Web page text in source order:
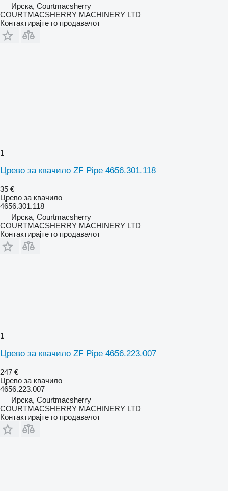
Ирска, Courtmacsherry
COURTMACSHERRY MACHINERY LTD
Контактирајте го продавачот
1
Црево за квачило ZF Pipe 4656.301.118
35 €
Црево за квачило
4656.301.118
Ирска, Courtmacsherry
COURTMACSHERRY MACHINERY LTD
Контактирајте го продавачот
1
Црево за квачило ZF Pipe 4656.223.007
247 €
Црево за квачило
4656.223.007
Ирска, Courtmacsherry
COURTMACSHERRY MACHINERY LTD
Контактирајте го продавачот